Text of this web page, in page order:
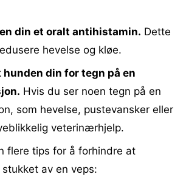
din et oralt antihistamin. Dette
hevelse og kløe.
hunden din for tegn på en
Hvis du ser noen tegn på en
som hevelse, pustevansker eller
veterinærhjelp.
flere tips for å forhindre at
av en veps: